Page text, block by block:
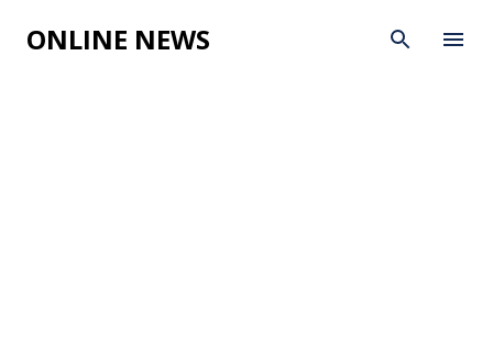
Skip to main content
ONLINE NEWS